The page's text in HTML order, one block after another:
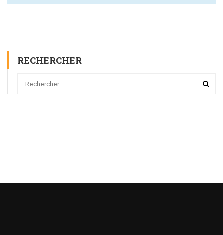
RECHERCHER